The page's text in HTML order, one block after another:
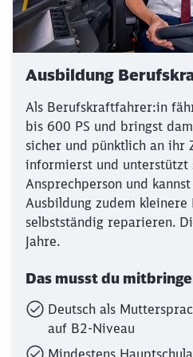
Ausbildung
Als Berufskraftfahrer:in
bis 600 PS und bringst
sicher und pünktlich an ihr
informierst und unterstützt
Ansprechperson und
Ausbildung zudem kleinere
selbstständig reparieren.
Jahre.
Das musst du
Deutsch als
auf B2-Niveau
Mindestens